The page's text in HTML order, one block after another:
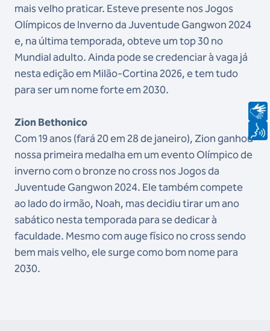
mais velho praticar. Esteve presente nos Jogos
Olímpicos de Inverno da Juventude Gangwon 2024
e, na última temporada, obteve um top 30 no
Mundial adulto. Ainda pode se credenciar à vaga já
nesta edição em Milão-Cortina 2026, e tem tudo
para ser um nome forte em 2030.
Zion Bethonico
Com 19 anos (fará 20 em 28 de janeiro), Zion ganhou
nossa primeira medalha em um evento Olímpico de
inverno com o bronze no cross nos Jogos da
Juventude Gangwon 2024. Ele também compete
ao lado do irmão, Noah, mas decidiu tirar um ano
sabático nesta temporada para se dedicar à
faculdade. Mesmo com auge físico no cross sendo
bem mais velho, ele surge como bom nome para
2030.